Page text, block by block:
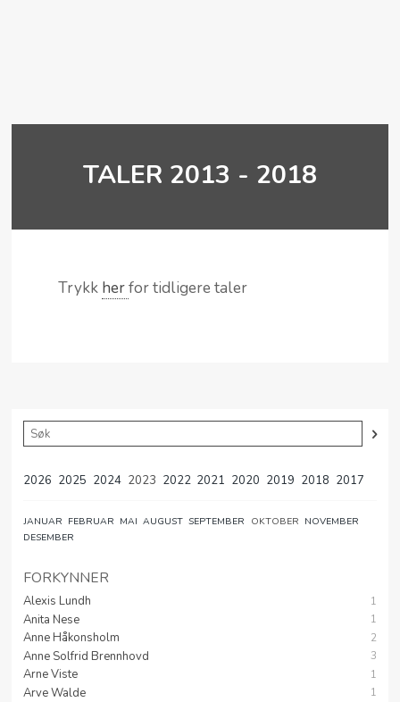
TALER 2013 - 2018
Trykk herfor tidligere taler
2026 2025 2024 2023 2022 2021 2020 2019 2018 2017
JANUAR FEBRUAR MAI AUGUST SEPTEMBER OKTOBER NOVEMBER
DESEMBER
FORKYNNER
Alexis Lundh 1
Anita Nese 1
Anne Håkonsholm 2
Anne Solfrid Brennhovd 3
Arne Viste 1
Arve Walde 1